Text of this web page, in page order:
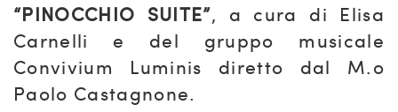
“PINOCCHIO SUITE”, a cura di Elisa
Carnelli e del gruppo musicale
Convivium Luminis diretto dal M.o
Paolo Castagnone.